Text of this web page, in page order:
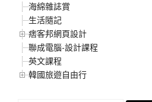
海綿雜誌賞
生活隨記
痞客邦網頁設計
聯成電腦-設計課程
英文課程
韓國旅遊自由行